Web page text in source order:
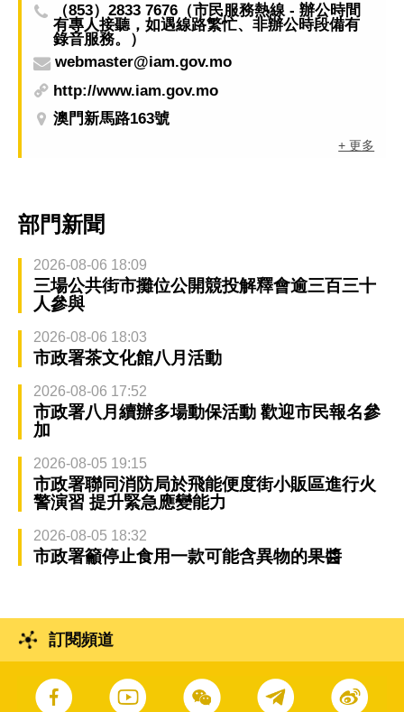
（853）2833 7676（市民服務熱線 - 辦公時間
有專人接聽，如遇線路繁忙、非辦公時段備有
錄音服務。）
webmaster@iam.gov.mo
http://www.iam.gov.mo
澳門新馬路163號
+ 更多
部門新聞
2026-08-06 18:09
三場公共街市攤位公開競投解釋會逾三百三十
人參與
2026-08-06 18:03
市政署茶文化館八月活動
2026-08-06 17:52
市政署八月續辦多場動保活動 歡迎市民報名參
加
2026-08-05 19:15
市政署聯同消防局於飛能便度街小販區進行火
警演習 提升緊急應變能力
2026-08-05 18:32
市政署籲停止食用一款可能含異物的果醬
訂閱頻道